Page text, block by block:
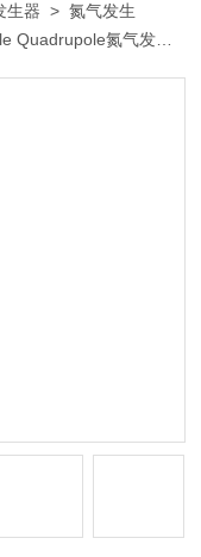
生器 >氮气发生
Quadrupole氮气发生